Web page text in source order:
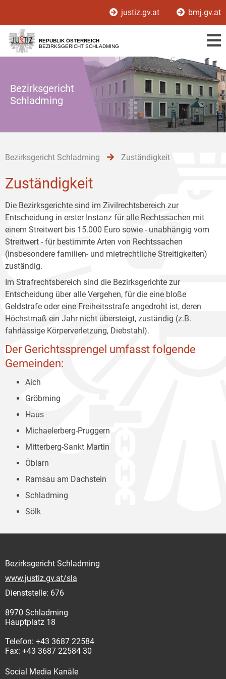
[1]
[2]
[3]
justiz.gv.at bmj.gv.at
REPUBLIK ÖSTERREICH
BEZIRKSGERICHT SCHLADMING
Bezirksgericht
Schladming
Bezirksgericht Schladming Zuständigkeit
Zuständigkeit
Die Bezirksgerichte sind im Zivilrechtsbereich zur
Entscheidung in erster Instanz für alle Rechtssachen mit
einem Streitwert bis 15.000 Euro sowie - unabhängig vom
Streitwert - für bestimmte Arten von Rechtssachen
(insbesondere familien- und mietrechtliche Streitigkeiten)
zuständig.
Im Strafrechtsbereich sind die Bezirksgerichte zur
Entscheidung über alle Vergehen, für die eine bloße
Geldstrafe oder eine Freiheitsstrafe angedroht ist, deren
Höchstmaß ein Jahr nicht übersteigt, zuständig (z.B.
fahrlässige Körperverletzung, Diebstahl).
Der Gerichtssprengel umfasst folgende
Gemeinden:
Aich
Gröbming
Haus
Michaelerberg-Pruggern
Mitterberg-Sankt Martin
Öblarn
Ramsau am Dachstein
Schladming
Sölk
Bezirksgericht Schladming
www.justiz.gv.at/sla
Dienststelle: 676
8970 Schladming
Hauptplatz 18
Telefon: +43 3687 22584
Fax: +43 3687 22584 30
Social Media Kanäle